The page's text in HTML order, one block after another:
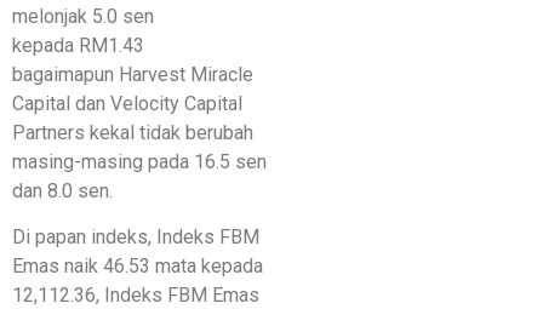
melonjak 5.0 sen
kepada RM1.43
bagaimapun Harvest Miracle
Capital dan Velocity Capital
Partners kekal tidak berubah
masing-masing pada 16.5 sen
dan 8.0 sen.
Di papan indeks, Indeks FBM
Emas naik 46.53 mata kepada
12,112.36, Indeks FBM Emas